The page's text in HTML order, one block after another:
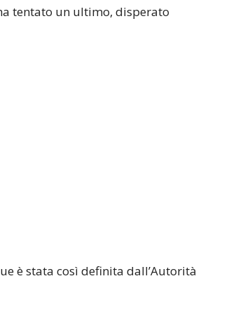
tentato un ultimo, disperato
è stata così definita dall’Autorità